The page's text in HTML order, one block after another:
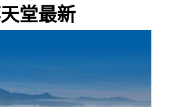
堂最新